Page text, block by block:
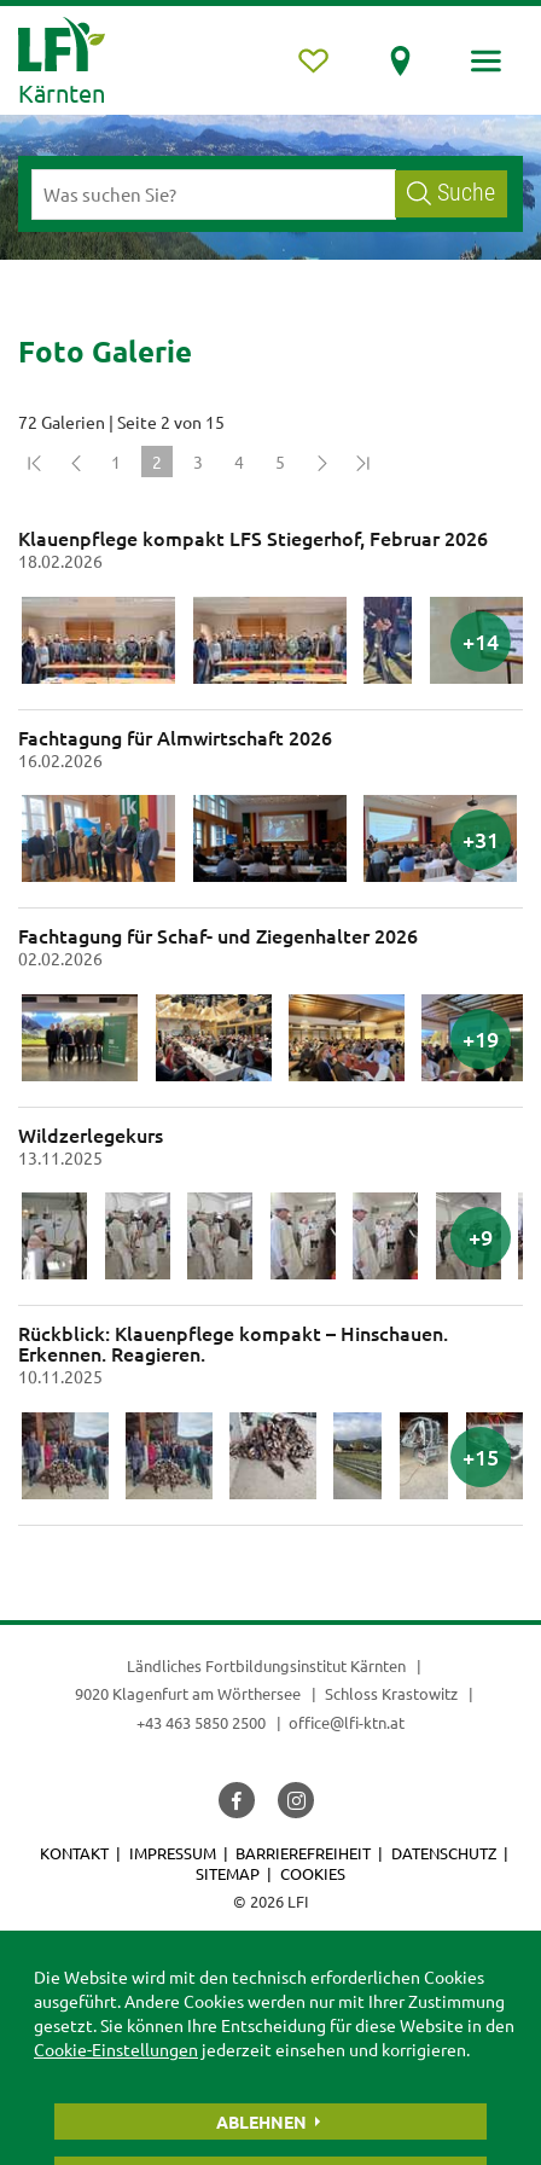
Kärnten
Suche
Foto Galerie
72 Galerien | Seite 2 von 15
1
2
3 4 5
Klauenpflege kompakt LFS Stiegerhof, Februar 2026
18.02.2026
Fachtagung für Almwirtschaft 2026
16.02.2026
Fachtagung für Schaf- und Ziegenhalter 2026
02.02.2026
Wildzerlegekurs
13.11.2025
Rückblick: Klauenpflege kompakt – Hinschauen.
Erkennen. Reagieren.
10.11.2025
Ländliches Fortbildungsinstitut Kärnten
9020 Klagenfurt am Wörthersee
Schloss Krastowitz
+43 463 5850 2500
office@lfi-ktn.at
© 2026 LFI
KONTAKT IMPRESSUM BARRIEREFREIHEIT
DATENSCHUTZ
SITEMAP
COOKIES
Die Website wird mit den technisch erforderlichen Cookies
ausgeführt. Andere Cookies werden nur mit Ihrer Zustimmung
gesetzt. Sie können Ihre Entscheidung für diese Website in den
Cookie-Einstellungen jederzeit einsehen und korrigieren.
ABLEHNEN